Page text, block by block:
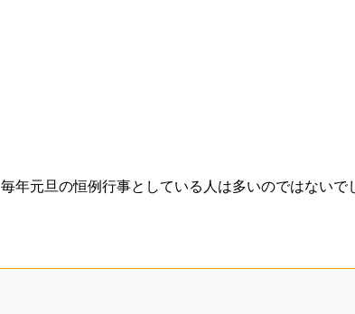
年元旦の恒例行事としている人は多いのではないで